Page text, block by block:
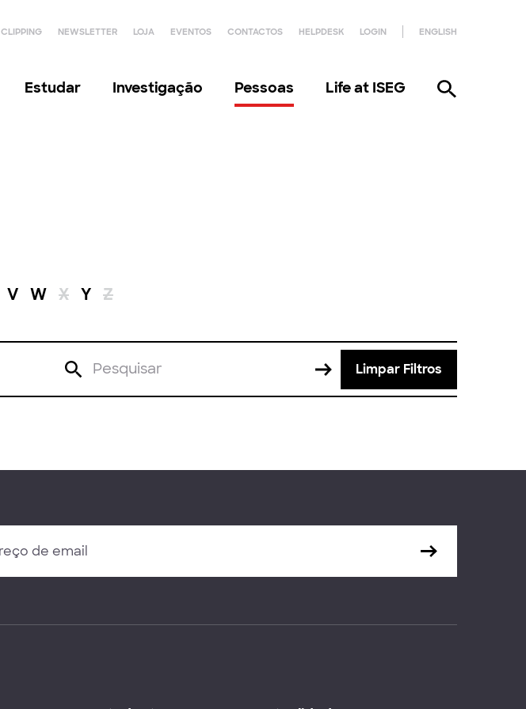
CLIPPING NEWSLETTER LOJA EVENTOS CONTACTOS HELPDESK LOGIN ENGLISH
Estudar Investigação Pessoas Life at ISEG
V W X Y Z
Limpar Filtros